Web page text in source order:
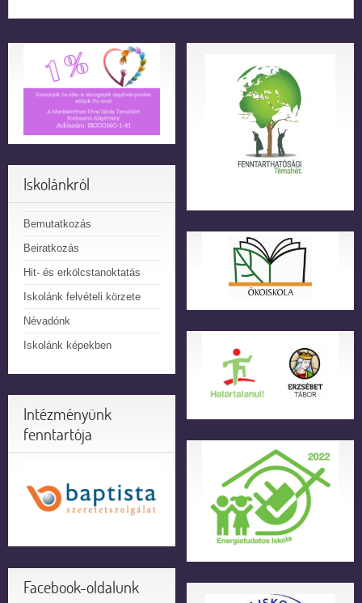
Iskolánkról
Bemutatkozás
Beiratkozás
Hit- és erkölcstanoktatás
Iskolánk felvételi körzete
Névadónk
Iskolánk képekben
Intézményünk
fenntartója
Facebook-oldalunk